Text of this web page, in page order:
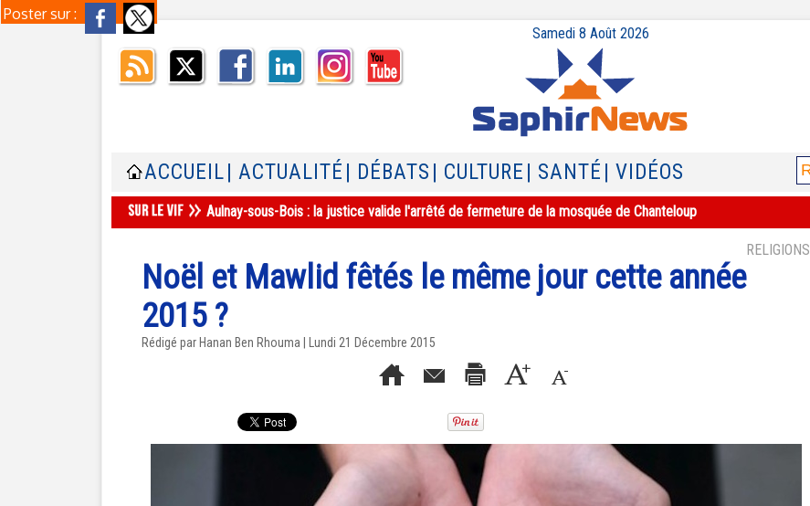
Poster sur :
Samedi 8 Août 2026
ACCUEIL | ACTUALITÉ | DÉBATS | CULTURE | SANTÉ | VIDÉOS
Aulnay-sous-Bois : la justice valide l'arrêté de fermeture de la mosquée de Chanteloup
RELIGIONS
Noël et Mawlid fêtés le même jour cette année
2015 ?
Rédigé par Hanan Ben Rhouma | Lundi 21 Décembre 2015